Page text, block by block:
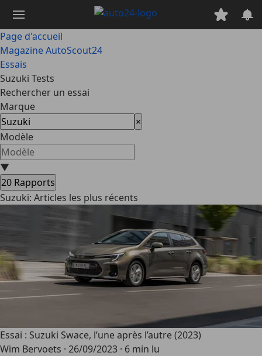
contenu
principal
Page d'accueil
Magazine AutoScout24
Essais
Suzuki Tests
Rechercher un essai
Marque
×
Modèle
▼
20 Rapports
Suzuki: Articles les plus récents
Essai : Suzuki Swace, l’une après l’autre (2023)
Wim Bervoets · 26/09/2023 · 6 min lu